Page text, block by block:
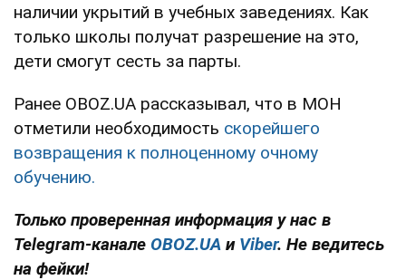
наличии укрытий в учебных заведениях. Как
только школы получат разрешение на это,
дети смогут сесть за парты.
Ранее OBOZ.UA рассказывал, что в МОН
отметили необходимость скорейшего
возвращения к полноценному очному
обучению.
Только проверенная информация у нас в
Telegram-канале OBOZ.UA и Viber. Не ведитесь
на фейки!